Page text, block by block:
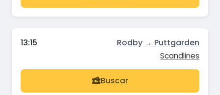
13:15 Rodby → Puttgarden
Scandlines
Buscar